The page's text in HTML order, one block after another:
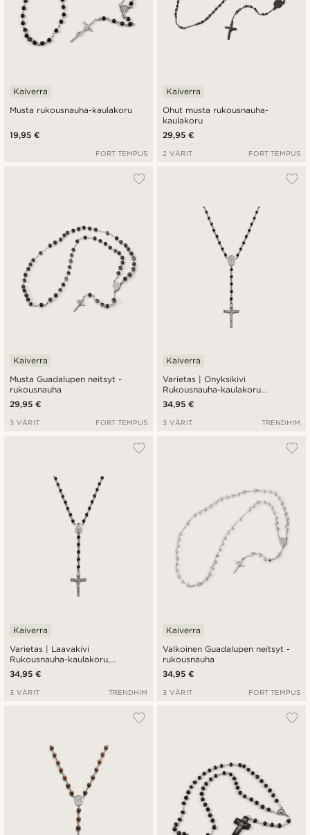
Musta rukousnauha-kaulakoru
Kaiverra
19,95 €
FORT TEMPUS
Ohut musta rukousnauha-
kaulakoru
Kaiverra
29,95 €
2 VÄRIT FORT TEMPUS
Musta Guadalupen neitsyt -
rukousnauha
Kaiverra
29,95 €
3 VÄRIT FORT TEMPUS
Varietas | Onyksikivi
Rukousnauha-kaulakoru
Kirurginterästä
Kaiverra
34,95 €
3 VÄRIT TRENDHIM
Varietas | Laavakivi
Rukousnauha-kaulakoru,
kirurginterästä
Kaiverra
34,95 €
3 VÄRIT TRENDHIM
Valkoinen Guadalupen neitsyt -
rukousnauha
Kaiverra
34,95 €
3 VÄRIT FORT TEMPUS